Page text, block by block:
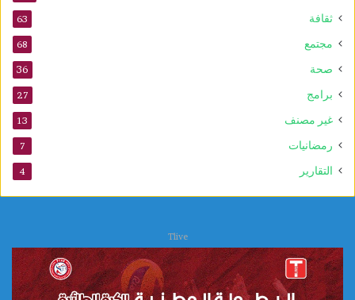
ثقافة 63
مجتمع 68
صحة 36
برامج 27
غير مصنف 13
رمضانيات 7
التقارير 4
Tlive